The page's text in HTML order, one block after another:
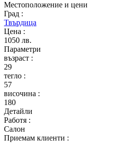
Местоположение и цени
Град :
Твърдица
Цена :
1050 лв.
Параметри
възраст :
29
тегло :
57
височина :
180
Детайли
Работя :
Салон
Приемам клиенти :